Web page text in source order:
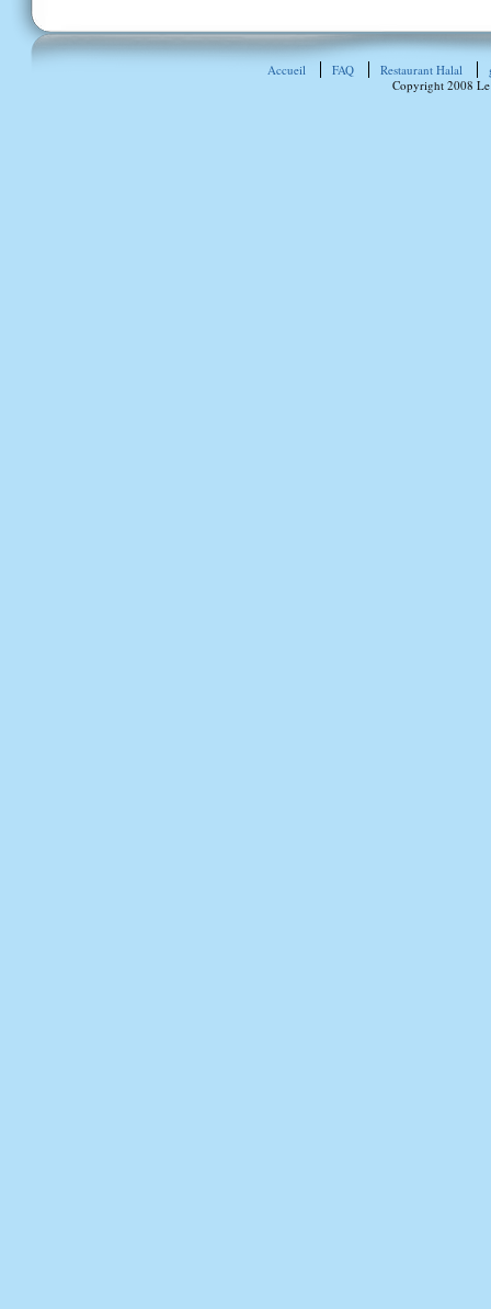
Accueil FAQ Restaurant Halal
Copyright 2008